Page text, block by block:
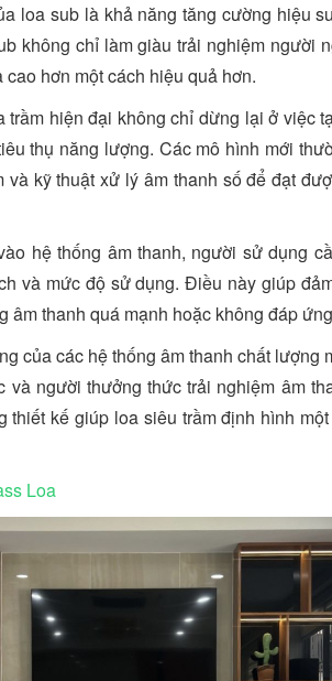
loa sub là khả năng tăng cường hiệu
không chỉ làm giàu trải nghiệm người
hơn một cách hiệu quả hơn.
hiện đại không chỉ dừng lại ở việc
thụ năng lượng. Các mô hình mới
kỹ thuật xử lý âm thanh số để đạt
hệ thống âm thanh, người sử dụng
và mức độ sử dụng. Điều này giúp
âm thanh quá mạnh hoặc không đáp
của các hệ thống âm thanh chất lượng
người thưởng thức trải nghiệm âm
kế giúp loa siêu trầm định hình
Loa